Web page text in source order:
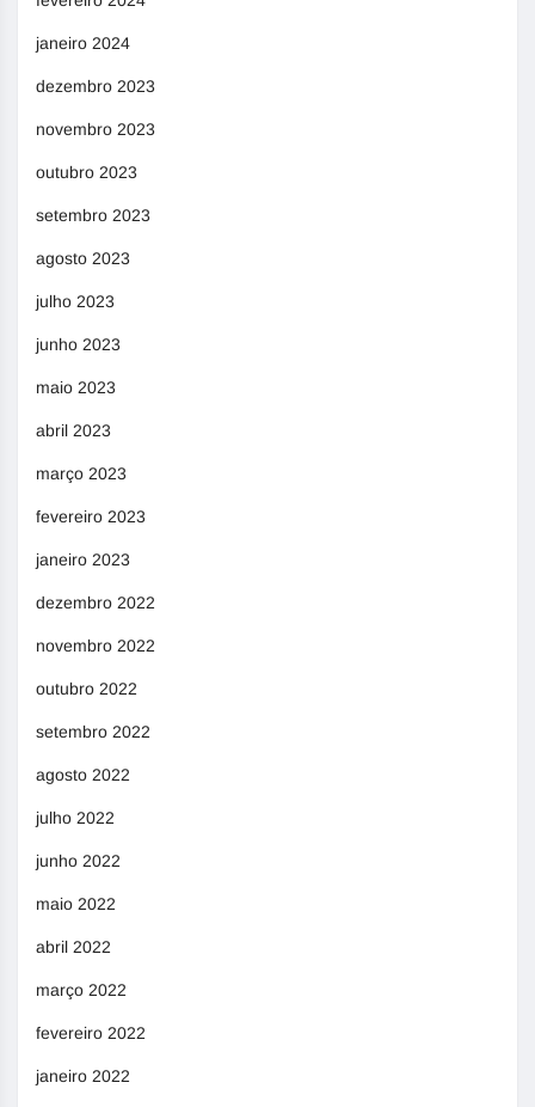
janeiro 2024
dezembro 2023
novembro 2023
outubro 2023
setembro 2023
agosto 2023
julho 2023
junho 2023
maio 2023
abril 2023
março 2023
fevereiro 2023
janeiro 2023
dezembro 2022
novembro 2022
outubro 2022
setembro 2022
agosto 2022
julho 2022
junho 2022
maio 2022
abril 2022
março 2022
fevereiro 2022
janeiro 2022